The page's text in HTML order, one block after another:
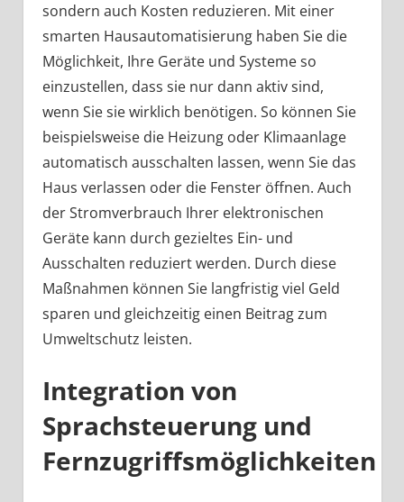
sondern auch Kosten reduzieren. Mit einer
smarten Hausautomatisierung haben Sie die
Möglichkeit, Ihre Geräte und Systeme so
einzustellen, dass sie nur dann aktiv sind,
wenn Sie sie wirklich benötigen. So können Sie
beispielsweise die Heizung oder Klimaanlage
automatisch ausschalten lassen, wenn Sie das
Haus verlassen oder die Fenster öffnen. Auch
der Stromverbrauch Ihrer elektronischen
Geräte kann durch gezieltes Ein- und
Ausschalten reduziert werden. Durch diese
Maßnahmen können Sie langfristig viel Geld
sparen und gleichzeitig einen Beitrag zum
Umweltschutz leisten.
Integration von
Sprachsteuerung und
Fernzugriffsmöglichkeiten